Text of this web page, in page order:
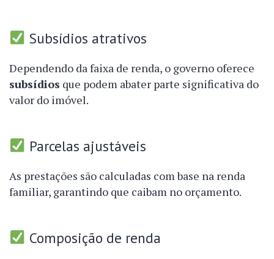
Subsídios atrativos
Dependendo da faixa de renda, o governo oferece
subsídios que podem abater parte significativa do
valor do imóvel.
Parcelas ajustáveis
As prestações são calculadas com base na renda
familiar, garantindo que caibam no orçamento.
Composição de renda